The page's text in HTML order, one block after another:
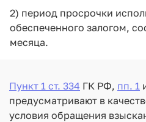
2) период просрочки
обеспеченного залогом,
месяца.
Пункт 1 ст. 334 ГК РФ, пп. 1
предусматривают в
условия обращения